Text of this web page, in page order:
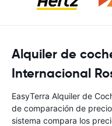
Alquiler de
Internacional
EasyTerra Alquiler de
de comparación de
sistema compara los